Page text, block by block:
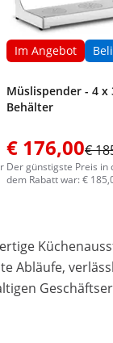
Im Angebot
Müslispender - 4 x
Behälter
€ 176,00€
Der günstigste Preis in
dem Rabatt war: €
Abläufe,